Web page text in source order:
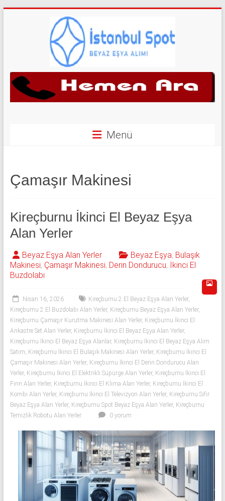
İkinci
El
Yerler
0
543
592
53
50
İkinci
el
beyaz
eşya
olarak
buzdolabı,
çamaşır
makinesi,
bulaşık
makinesi,
derin
dondurucu,
klima
kombi
Menü
Çamaşır Makinesi
Kireçburnu İkinci El Beyaz Eşya
Alan Yerler
Beyaz Eşya Alan Yerler Beyaz Eşya, Bulaşık
Makinesi, Çamaşır Makinesi, Derin Dondurucu, İkinci El
Buzdolabı
Nisan 16, 2026 Kireçburnu 2.El Beyaz Eşya Alan Yerler,
Kireçburnu 2.El Buzdolabı Alan Yerler, Kireçburnu Beyaz Eşya Alan Yerler,
Kireçburnu Çamaşır Kurutma Makinesi Alan Yerler, Kireçburnu İkinci El
Ankastre Set Alan Yerler, Kireçburnu İkinci El Beyaz Eşya Alan Yerler,
Kireçburnu İkinci El Beyaz Eşya Alanlar, Kireçburnu İkinci El Beyaz Eşya Alım
Satım Kireçburnu İkinci El Bulaşık Makinesi Alan Yerler, Kireçburnu İkinci El
Çamaşır Makinesi Alan Yerler, Kireçburnu İkinci El Derin Dondurucu Alan
Yerler, Kireçburnu İkinci El Elektrikli Süpürge Alan Yerler, Kireçburnu İkinci El
Fırın Alan Yerler, Kireçburnu İkinci El Klima Alan Yerler, Kireçburnu İkinci El
Kombi Alan Yerler, Kireçburnu İkinci El Televizyon Alan Yerler, Kireçburnu Sıfır
Beyaz Eşya Alan Yerler, Kireçburnu Spot Beyaz Eşya Alan Yerler, Kireçburnu
Temizlik Robotu Alan Yerler
0 yorum